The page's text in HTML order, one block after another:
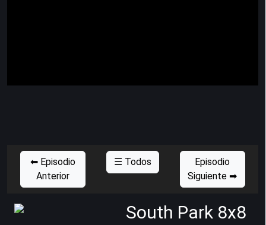
⬅ Episodio
Anterior
☰ Todos
Episodio
Siguiente ➡
South Park 8x8